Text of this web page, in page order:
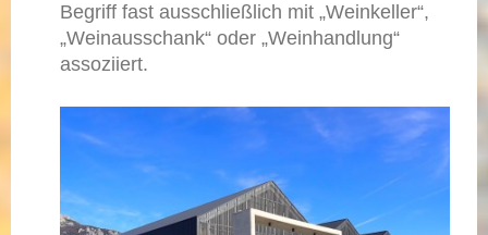
Begriff fast ausschließlich mit „Weinkeller“,
„Weinausschank“ oder „Weinhandlung“
assoziiert.